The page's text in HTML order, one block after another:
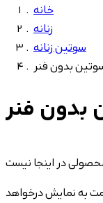
خانه
زنانه
سوتین زنانه
بدون فنر
بدون فنر
در اینجا نیست
به نمایش درخواهد